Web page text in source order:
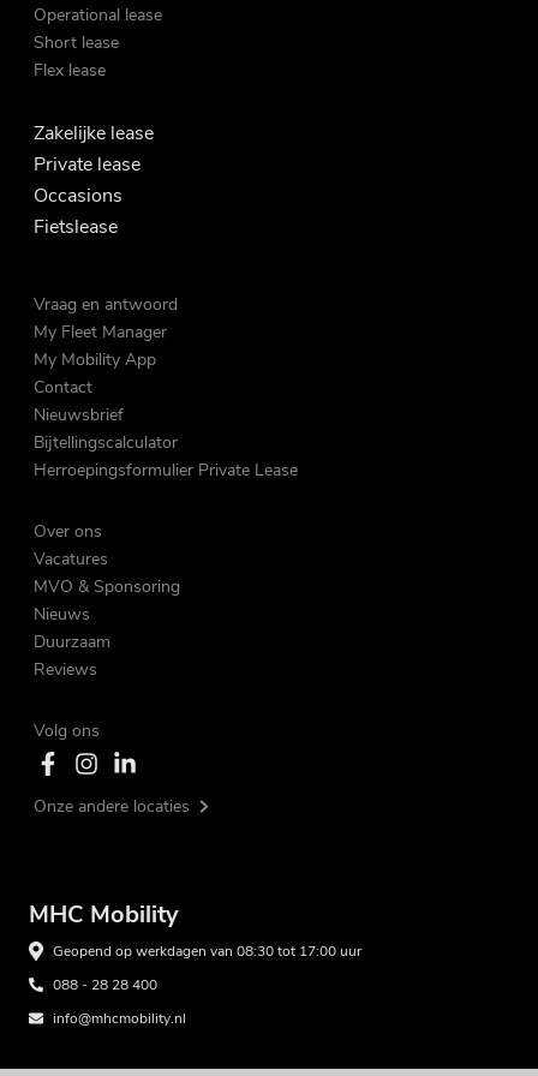
Operational lease
Short lease
Flex lease
Zakelijke lease
Private lease
Occasions
Fietslease
Vraag en antwoord
My Fleet Manager
My Mobility App
Contact
Nieuwsbrief
Bijtellingscalculator
Herroepingsformulier Private Lease
Over ons
Vacatures
MVO & Sponsoring
Nieuws
Duurzaam
Reviews
Volg ons
Onze andere locaties
MHC Mobility
Geopend op werkdagen van 08:30 tot 17:00 uur
088 - 28 28 400
info@mhcmobility.nl